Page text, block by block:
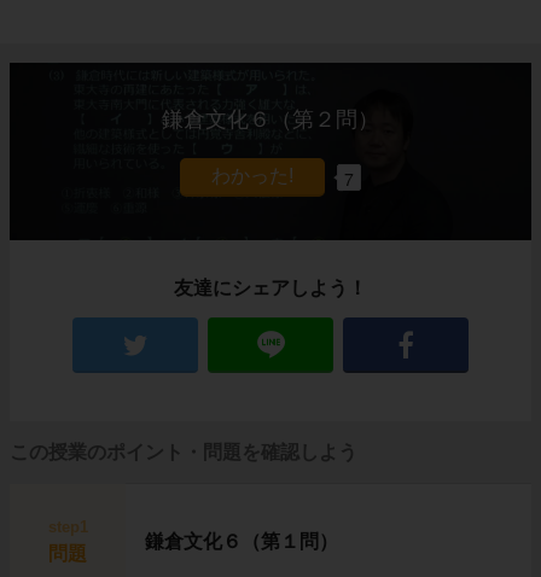
鎌倉文化６（第２問）
7
友達にシェアしよう！
この授業のポイント・問題を確認しよう
step1
問題
鎌倉文化６（第１問）